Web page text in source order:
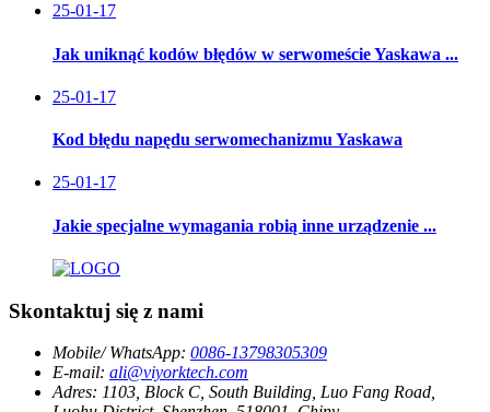
25-01-17
Jak uniknąć kodów błędów w serwomeście Yaskawa ...
25-01-17
Kod błędu napędu serwomechanizmu Yaskawa
25-01-17
Jakie specjalne wymagania robią inne urządzenie ...
Skontaktuj się z nami
Mobile/ WhatsApp: 0086-13798305309
E-mail: ali@viyorktech.com
Adres: 1103, Block C, South Building, Luo Fang Road,